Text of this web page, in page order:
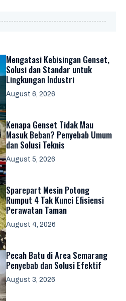
Mengatasi Kebisingan Genset,
Solusi dan Standar untuk
Lingkungan Industri
August 6, 2026
Kenapa Genset Tidak Mau
Masuk Beban? Penyebab Umum
dan Solusi Teknis
August 5, 2026
Sparepart Mesin Potong
Rumput 4 Tak Kunci Efisiensi
Perawatan Taman
August 4, 2026
Pecah Batu di Area Semarang
Penyebab dan Solusi Efektif
August 3, 2026